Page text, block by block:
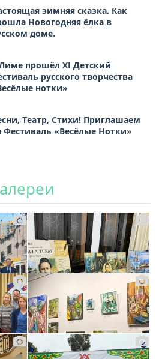
зимняя сказка. Как
Новогодняя ёлка в
доме.
прошёл XI Детский
русского творчества
нотки»
Театр, Стихи! Приглашаем
Фестиваль «Весёлые Нотки»